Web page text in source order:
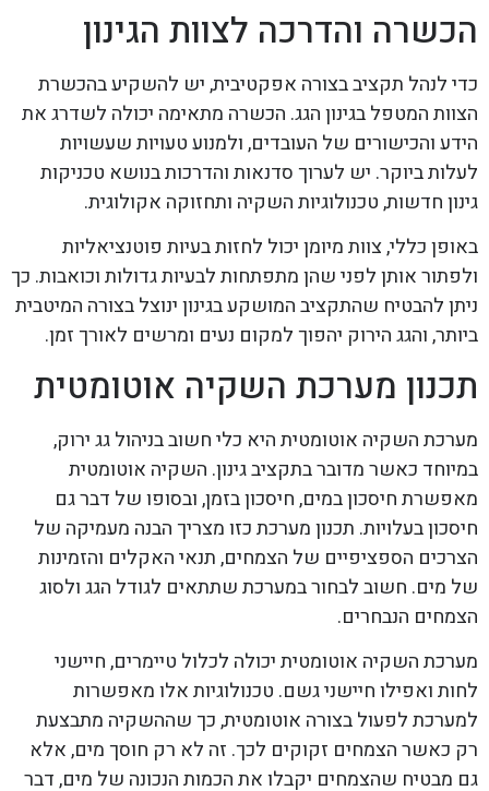
הכשרה והדרכה לצוות הגינון
כדי לנהל תקציב בצורה אפקטיבית, יש להשקיע בהכשרת
הצוות המטפל בגינון הגג. הכשרה מתאימה יכולה לשדרג את
הידע והכישורים של העובדים, ולמנוע טעויות שעשויות
לעלות ביוקר. יש לערוך סדנאות והדרכות בנושא טכניקות
גינון חדשות, טכנולוגיות השקיה ותחזוקה אקולוגית.
באופן כללי, צוות מיומן יכול לחזות בעיות פוטנציאליות
ולפתור אותן לפני שהן מתפתחות לבעיות גדולות וכואבות. כך
ניתן להבטיח שהתקציב המושקע בגינון ינוצל בצורה המיטבית
ביותר, והגג הירוק יהפוך למקום נעים ומרשים לאורך זמן.
תכנון מערכת השקיה אוטומטית
מערכת השקיה אוטומטית היא כלי חשוב בניהול גג ירוק,
במיוחד כאשר מדובר בתקציב גינון. השקיה אוטומטית
מאפשרת חיסכון במים, חיסכון בזמן, ובסופו של דבר גם
חיסכון בעלויות. תכנון מערכת כזו מצריך הבנה מעמיקה של
הצרכים הספציפיים של הצמחים, תנאי האקלים והזמינות
של מים. חשוב לבחור במערכת שתתאים לגודל הגג ולסוג
הצמחים הנבחרים.
מערכת השקיה אוטומטית יכולה לכלול טיימרים, חיישני
לחות ואפילו חיישני גשם. טכנולוגיות אלו מאפשרות
למערכת לפעול בצורה אוטומטית, כך שההשקיה מתבצעת
רק כאשר הצמחים זקוקים לכך. זה לא רק חוסך מים, אלא
גם מבטיח שהצמחים יקבלו את הכמות הנכונה של מים, דבר